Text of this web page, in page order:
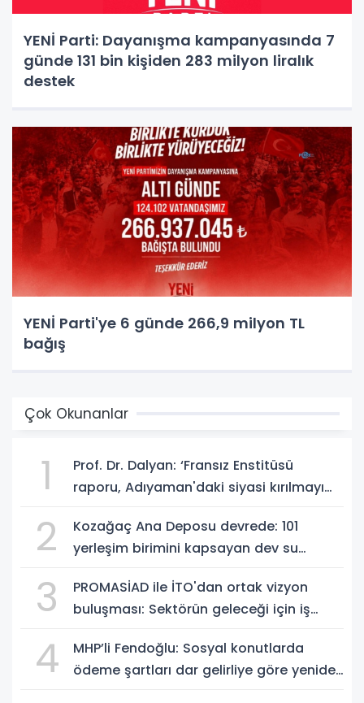
YENİ Parti: Dayanışma kampanyasında 7
günde 131 bin kişiden 283 milyon liralık
destek
YENİ Parti'ye 6 günde 266,9 milyon TL
bağış
Çok Okunanlar
1
Prof. Dr. Dalyan: ‘Fransız Enstitüsü
raporu, Adıyaman'daki siyasi kırılmayı
2
Kozağaç Ana Deposu devrede: 101
yerleşim birimini kapsayan dev su
3
PROMASİAD ile İTO'dan ortak vizyon
buluşması: Sektörün geleceği için iş
4
MHP’li Fendoğlu: Sosyal konutlarda
ödeme şartları dar gelirliye göre yeniden